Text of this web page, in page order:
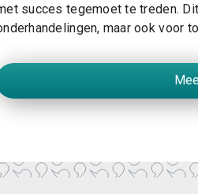
succes tegemoet te treden.
maar ook voor